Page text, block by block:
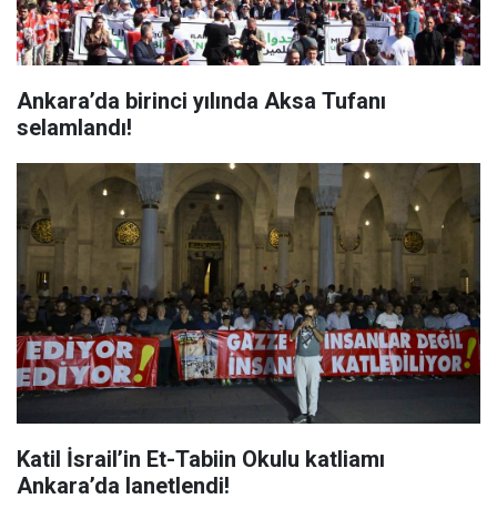
Ankara’da birinci yılında Aksa Tufanı
selamlandı!
Katil İsrail’in Et-Tabiin Okulu katliamı
Ankara’da lanetlendi!